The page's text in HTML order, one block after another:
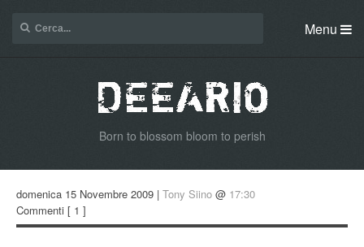
Menu
Born to blossom bloom to perish
domenica 15 Novembre 2009 | Tony Siino @ 17:30
Commenti [ 1 ]